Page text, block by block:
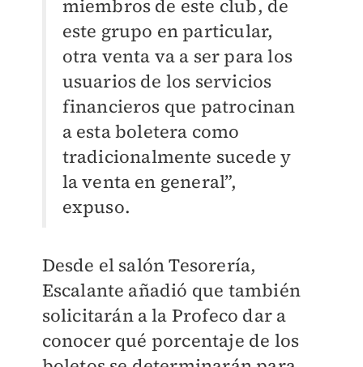
miembros de este club, de
este grupo en particular,
otra venta va a ser para los
usuarios de los servicios
financieros que patrocinan
a esta boletera como
tradicionalmente sucede y
la venta en general”,
expuso.
Desde el salón Tesorería,
Escalante añadió que también
solicitarán a la Profeco dar a
conocer qué porcentaje de los